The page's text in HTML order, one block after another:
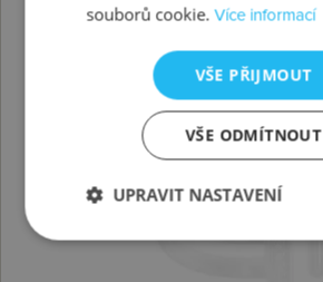
souborů cookie.Více informací
VŠE PŘIJMOUT
VŠE ODMÍTNOUT
UPRAVIT NASTAVENÍ